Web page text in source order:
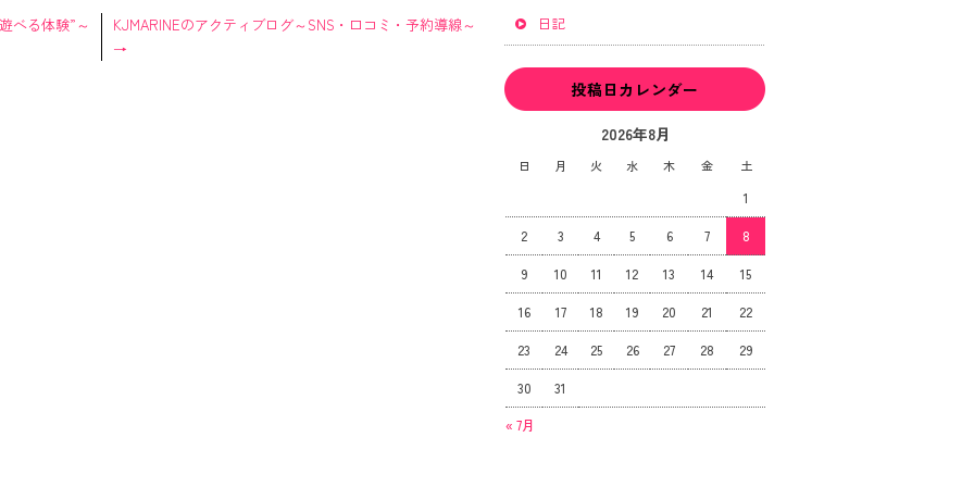
べる体験”～
KJMARINEのアクティブログ～SNS・口コミ・予約導線～
→
日記
投稿日カレンダー
2026年8月
日 月 火 水 木 金 土
« 7月
1
2 3 4 5 6 7 8
9 10 11 12 13 14 15
16 17 18 19 20 21 22
23 24 25 26 27 28 29
30 31